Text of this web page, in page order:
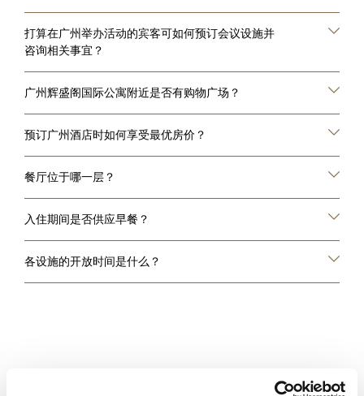
打算在广州举办活动的宾客可如何预订会议设施并
咨询相关事宜？
广州辉盛阁国际公寓附近是否有购物广场？
预订广州酒店时如何享受最优房价？
餐厅位于哪一层？
入住期间是否供应早餐？
各设施的开放时间是什么？